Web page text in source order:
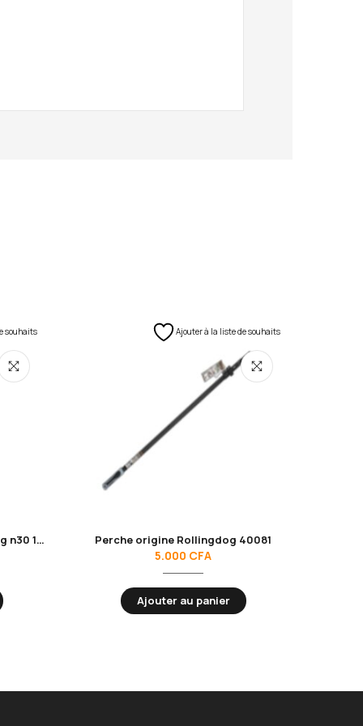
souhaits
Pinceau manche bois Rollingdog n30 10676
Ajouter à la liste de souhaits
Perche origine Rollingdog 40081
5.000 CFA
Ajouter au panier